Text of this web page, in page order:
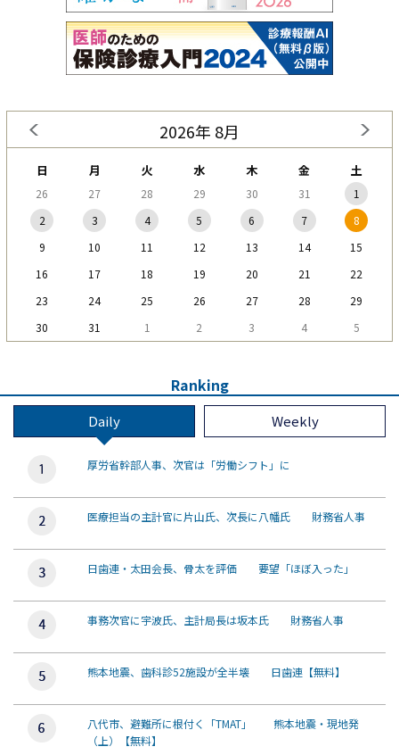
2026年 8月
日 月 火 水 木 金 土
26 27 28 29 30 31
1
2
3 4 5 6 7
8
9
10 11 12 13 14
15
16
17 18 19 20 21
22
23
24 25 26 27 28
29
30
31 1 2 3 4 5
Ranking
Daily Weekly
厚労省幹部人事、次官は「労働シフト」に
医療担当の主計官に片山氏、次長に八幡氏 財務省人事
日歯連・太田会長、骨太を評価 要望「ほぼ入った」
事務次官に宇波氏、主計局長は坂本氏 財務省人事
熊本地震、歯科診52施設が全半壊 日歯連【無料】
八代市、避難所に根付く「TMAT」 熊本地震・現地発
（上）【無料】